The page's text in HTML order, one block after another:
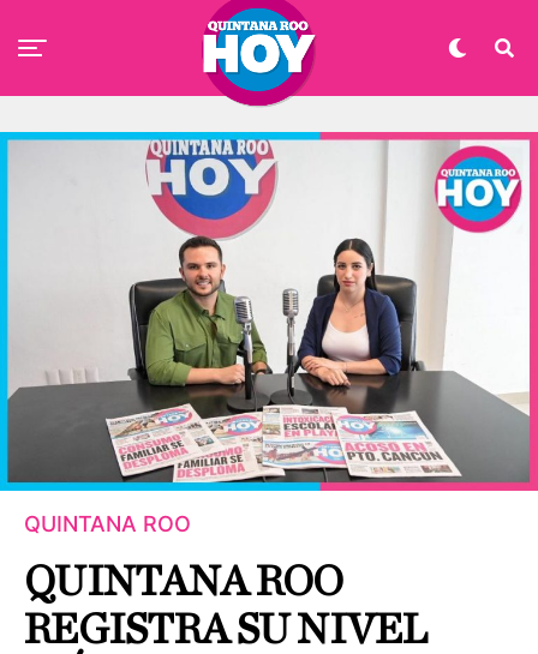
QUINTANA ROO
QUINTANA ROO
REGISTRA SU NIVEL